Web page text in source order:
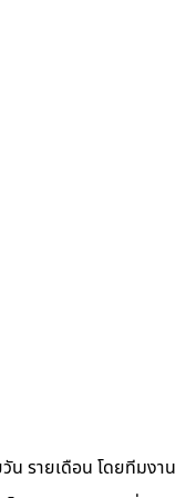
น รายเดือน โดยทีมงาน